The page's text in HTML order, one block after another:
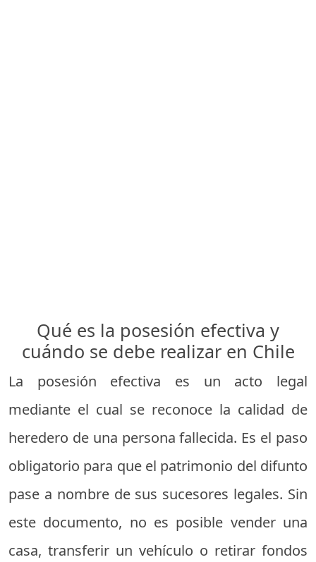
Qué es la posesión efectiva y
cuándo se debe realizar en Chile
La posesión efectiva es un acto legal
mediante el cual se reconoce la calidad de
heredero de una persona fallecida. Es el paso
obligatorio para que el patrimonio del difunto
pase a nombre de sus sucesores legales. Sin
este documento, no es posible vender una
casa, transferir un vehículo o retirar fondos